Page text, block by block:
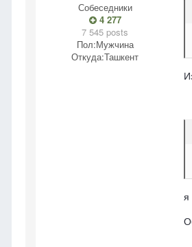
Собеседники
4 277
7 545 posts
Пол:Мужчина
Откуда:Ташкент
я